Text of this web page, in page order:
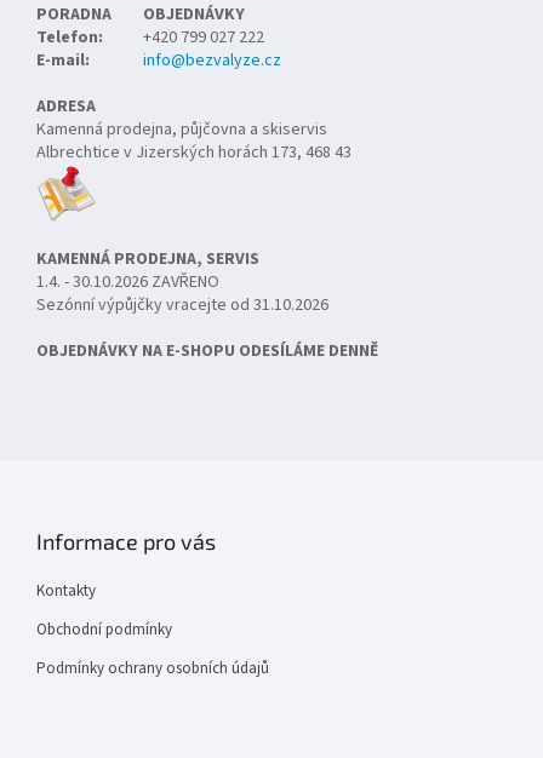
PORADNA
OBJEDNÁVKY
Telefon:
+420 799 027 222
E-mail:
info@bezvalyze.cz
ADRESA
Kamenná prodejna, půjčovna a skiservis
Albrechtice v Jizerských horách 173, 468 43
KAMENNÁ PRODEJNA, SERVIS
1.4. - 30.10.2026 ZAVŘENO
Sezónní výpůjčky vracejte od 31.10.2026
OBJEDNÁVKY NA E-SHOPU ODESÍLÁME DENNĚ
Informace pro vás
Kontakty
Obchodní podmínky
Podmínky ochrany osobních údajů